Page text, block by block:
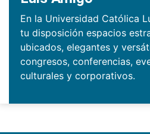
En la Universidad Católica
tu disposición espacios
ubicados, elegantes y
congresos, conferencias,
culturales y corporativos.